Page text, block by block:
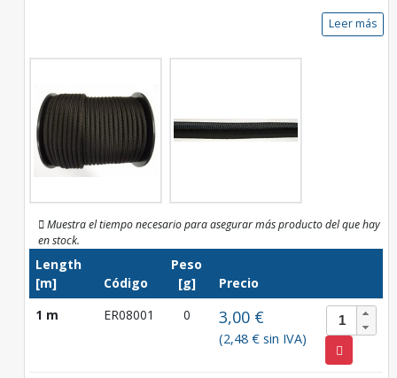
Leer más
Muestra el tiempo necesario para asegurar más producto del que hay
en stock.
Length
[m]
Código
Peso
[g]
Precio
1 m
ER08001 0 3,00 €
(2,48 € sin IVA)